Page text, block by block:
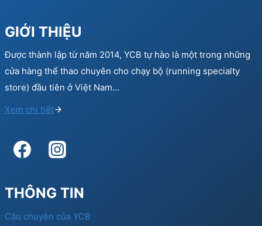
GIỚI THIỆU
Được thành lập từ năm 2014, YCB tự hào là một trong những
cửa hàng thể thao chuyên cho chạy bộ (running specialty
store) đầu tiên ở Việt Nam…
Xem chi tiết
THÔNG TIN
Câu chuyện của YCB